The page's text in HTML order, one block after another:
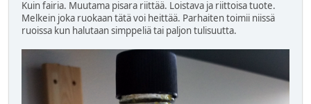
Kuin fairia. Muutama pisara riittää. Loistava ja riittoisa tuote.
Melkein joka ruokaan tätä voi heittää. Parhaiten toimii niissä
ruoissa kun halutaan simppeliä tai paljon tulisuutta.